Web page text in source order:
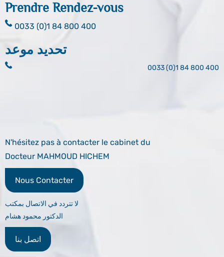
Prendre Rendez-vous
0033 (0)1 84 800 400
تحديد موعد
0033 (0)1 84 800 400
N'hésitez pas à contacter le cabinet du
Docteur MAHMOUD HICHEM
Nous Contacter
لا تتردد في الاتصال بمكتب
الدكتور محمود هشام
اتصل بنا